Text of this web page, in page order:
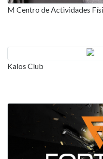
M Centro de Actividades
Kalos Club